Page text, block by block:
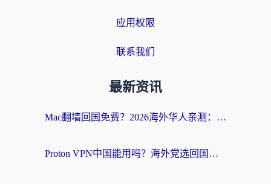
应用权限
联系我们
最新资讯
Mac翻墙回国免费？2026海外华人亲测：从CCTV5直播到国内APP，这样选加速器才靠谱
Proton VPN中国能用吗？海外党选回国加速器的避坑指南（附番茄加速器实测）